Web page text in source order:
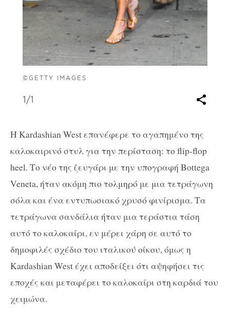
©GETTY IMAGES
1/1
Η Kardashian West επανέφερε το αγαπημένο της
καλοκαιρινό στυλ για την περίσταση: το flip-flop
heel. Το νέο της ζευγάρι με την υπογραφή Bottega
Veneta, ήταν ακόμη πιο τολμηρό με μια τετράγωνη
σόλα και ένα εντυπωσιακό χρυσό φινίρισμα. Τα
τετράγωνα σανδάλια ήταν μια τεράστια τάση
αυτό το καλοκαίρι, εν μέρει χάρη σε αυτό το
δημοφιλές σχέδιο του ιταλικού οίκου, όμως η
Kardashian West έχει αποδείξει ότι αψηφήσει τις
εποχές και μεταφέρει το καλοκαίρι στη καρδιά του
χειμώνα.